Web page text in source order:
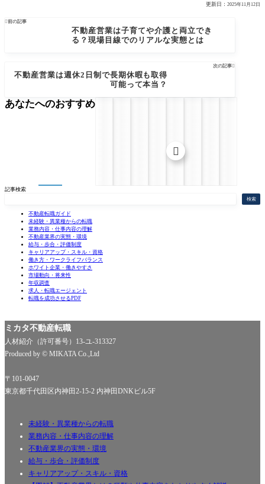
更新日： 2025年11月12日
前の記事
不動産営業は子育てや介護と両立でき
る？現場目線でのリアルな実態とは
次の記事
不動産営業は週休2日制で長期休暇も取得
可能って本当？
記事検索
検索
不動産転職ガイド
未経験・異業種からの転職
業務内容・仕事内容の理解
不動産業界の実態・環境
給与・歩合・評価制度
キャリアアップ・スキル・資格
働き方・ワークライフバランス
ホワイト企業・働きやすさ
市場動向・将来性
年収調査
求人・転職エージェント
転職を成功させるPDF
あなたへのおすすめ

ミカタ不動産転職
人材紹介（許可番号）13-ユ-313327
Produced by © MIKATA Co.,Ltd
〒101-0047
東京都千代田区内神田2-15-2 内神田DNKビル5F
未経験・異業種からの転職
業務内容・仕事内容の理解
不動産業界の実態・環境
給与・歩合・評価制度
キャリアアップ・スキル・資格